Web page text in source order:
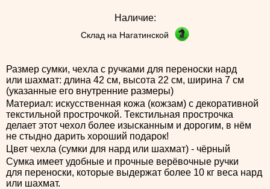
Наличие:
Склад на Нагатинской
Размер сумки, чехла с ручками для переноски нард
или шахмат: длина 42 см, высота 22 см, ширина 7 см
(указанные его внутренние размеры)
Материал: искусственная кожа (кожзам) с декоративной
текстильной прострочкой. Текстильная прострочка
делает этот чехол более изысканным и дорогим, в нём
не стыдно дарить хороший подарок!
Цвет чехла (сумки для нард или шахмат) - чёрный
Сумка имеет удобные и прочные верёвочные ручки
для переноски, которые выдержат более 10 кг веса нард
или шахмат.